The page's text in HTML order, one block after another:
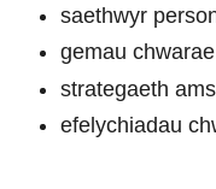
saethwyr
gemau chwarae
strategaeth
efelychiadau